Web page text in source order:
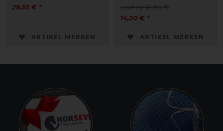
29,55 € *
ARTIKEL MERKEN
vorher 18,95 €
14,20 € *
ARTIKEL MERKEN